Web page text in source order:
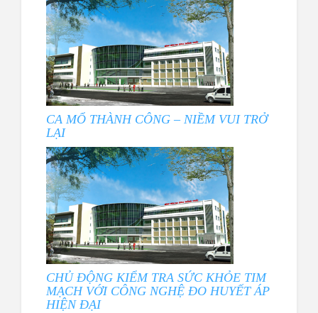
CA MỔ THÀNH CÔNG – NIỀM VUI TRỞ
LẠI
CHỦ ĐỘNG KIỂM TRA SỨC KHỎE TIM
MẠCH VỚI CÔNG NGHỆ ĐO HUYẾT ÁP
HIỆN ĐẠI